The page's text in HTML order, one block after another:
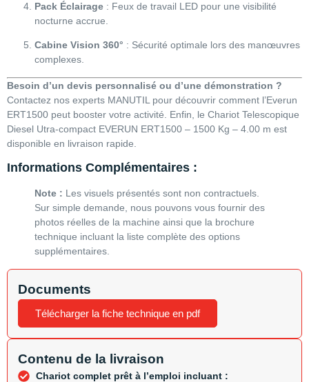
Pack Éclairage : Feux de travail LED pour une visibilité
nocturne accrue.
Cabine Vision 360° : Sécurité optimale lors des manœuvres
complexes.
Besoin d’un devis personnalisé ou d’une démonstration ?
Contactez nos experts MANUTIL pour découvrir comment l’Everun
ERT1500 peut booster votre activité. Enfin, le Chariot Telescopique
Diesel Utra-compact EVERUN ERT1500 – 1500 Kg – 4.00 m est
disponible en livraison rapide.
Informations Complémentaires :
Note : Les visuels présentés sont non contractuels.
Sur simple demande, nous pouvons vous fournir des
photos réelles de la machine ainsi que la brochure
technique incluant la liste complète des options
supplémentaires.
Documents
Télécharger la fiche technique en pdf
Contenu de la livraison
Chariot complet prêt à l’emploi incluant :